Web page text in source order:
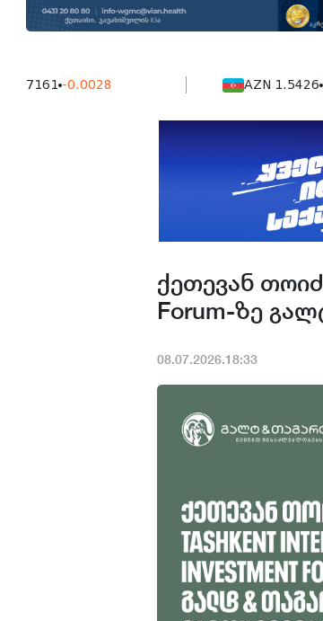
-0.0028 AZN 1.5426 -
ქეთევან
Forum-ზე
08.07.2026.18:33